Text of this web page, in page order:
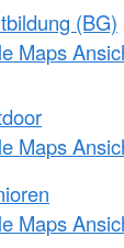
(BG)
Maps
Maps
Maps